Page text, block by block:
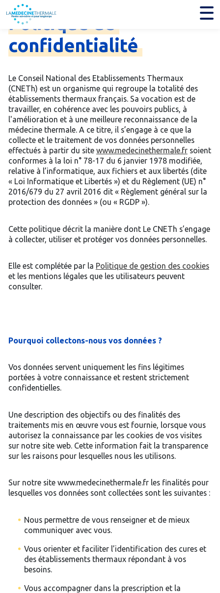
Politique
confidentialité
Le Conseil National des Etablissements Thermaux
(CNETh) est un organisme qui regroupe la totalité des
établissements thermaux français. Sa vocation est de
travailler, en cohérence avec les pouvoirs publics, à
l'amélioration et à une meilleure reconnaissance de la
médecine thermale. A ce titre, il s’engage à ce que la
collecte et le traitement de vos données personnelles
effectués à partir du site www.medecinethermale.frsoient
conformes à la loi n° 78-17 du 6 janvier 1978 modifiée,
relative à l’informatique, aux fichiers et aux libertés (dite
« Loi Informatique et Libertés ») et du Règlement (UE) n°
2016/679 du 27 avril 2016 dit « Règlement général sur la
protection des données » (ou « RGDP »).
Cette politique décrit la manière dont Le CNETh s’engage
à collecter, utiliser et protéger vos données personnelles.
Elle est complétée par la Politique de gestion des cookies
et les mentions légales que les utilisateurs peuvent
consulter.
Pourquoi collectons-nous vos données ?
Vos données servent uniquement les fins légitimes
portées à votre connaissance et restent strictement
confidentielles.
Une description des objectifs ou des finalités des
traitements mis en œuvre vous est fournie, lorsque vous
autorisez la connaissance par les cookies de vos visites
sur notre site web. Cette information fait la transparence
sur les raisons pour lesquelles nous les utilisons.
Sur notre site www.medecinethermale.fr les finalités pour
lesquelles vos données sont collectées sont les suivantes :
Nous permettre de vous renseigner et de mieux
communiquer avec vous.
Vous orienter et faciliter l’identification des cures et
des établissements thermaux répondant à vos
besoins.
Vous accompagner dans la prescription et la